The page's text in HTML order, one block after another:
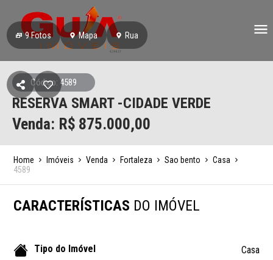
9Fotos Mapa Rua
Código: 4589
RESERVA SMART -CIDADE VERDE
Venda: R$ 875.000,00
Home Imóveis Venda Fortaleza Sao bento
Casa
4589
CARACTERÍSTICAS DO IMÓVEL
Tipo do Imóvel Casa